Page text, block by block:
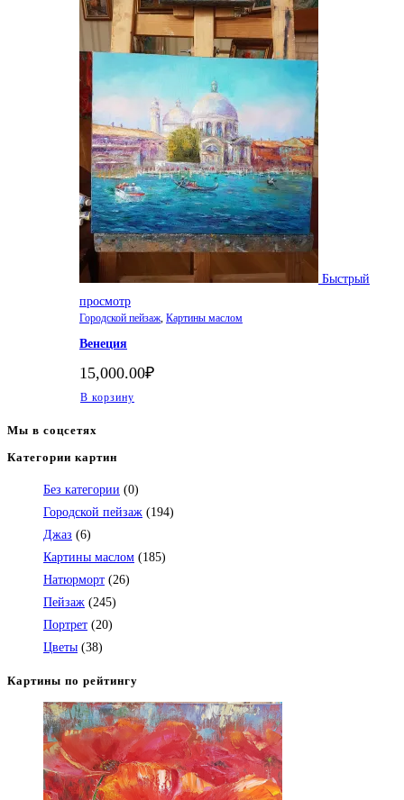
Быстрый
просмотр
Городской пейзаж, Картины маслом
Венеция
15,000.00₽
В корзину
Мы в соцсетях
Откроется
в
вашем
приложении
Категории картин
Без категории (0)
Городской пейзаж (194)
Джаз (6)
Картины маслом (185)
Натюрморт (26)
Пейзаж (245)
Портрет (20)
Цветы (38)
Картины по рейтингу